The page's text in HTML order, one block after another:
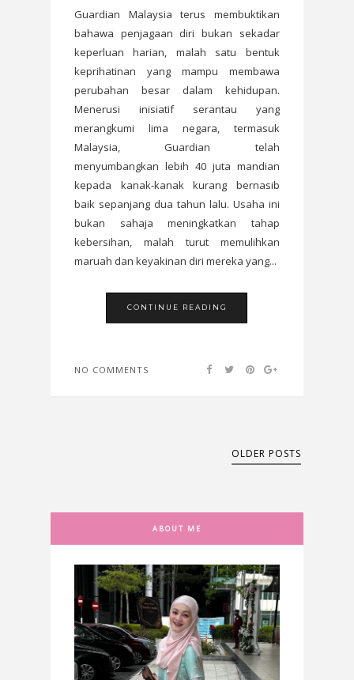
Guardian Malaysia terus membuktikan
bahawa penjagaan diri bukan sekadar
keperluan harian, malah satu bentuk
keprihatinan yang mampu membawa
perubahan besar dalam kehidupan.
Menerusi inisiatif serantau yang
merangkumi lima negara, termasuk
Malaysia, Guardian telah
menyumbangkan lebih 40 juta mandian
kepada kanak-kanak kurang bernasib
baik sepanjang dua tahun lalu. Usaha ini
bukan sahaja meningkatkan tahap
kebersihan, malah turut memulihkan
maruah dan keyakinan diri mereka yang...
CONTINUE READING
NO COMMENTS
OLDER POSTS
ABOUT ME